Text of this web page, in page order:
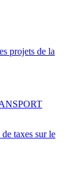
projets de la
taxes sur le